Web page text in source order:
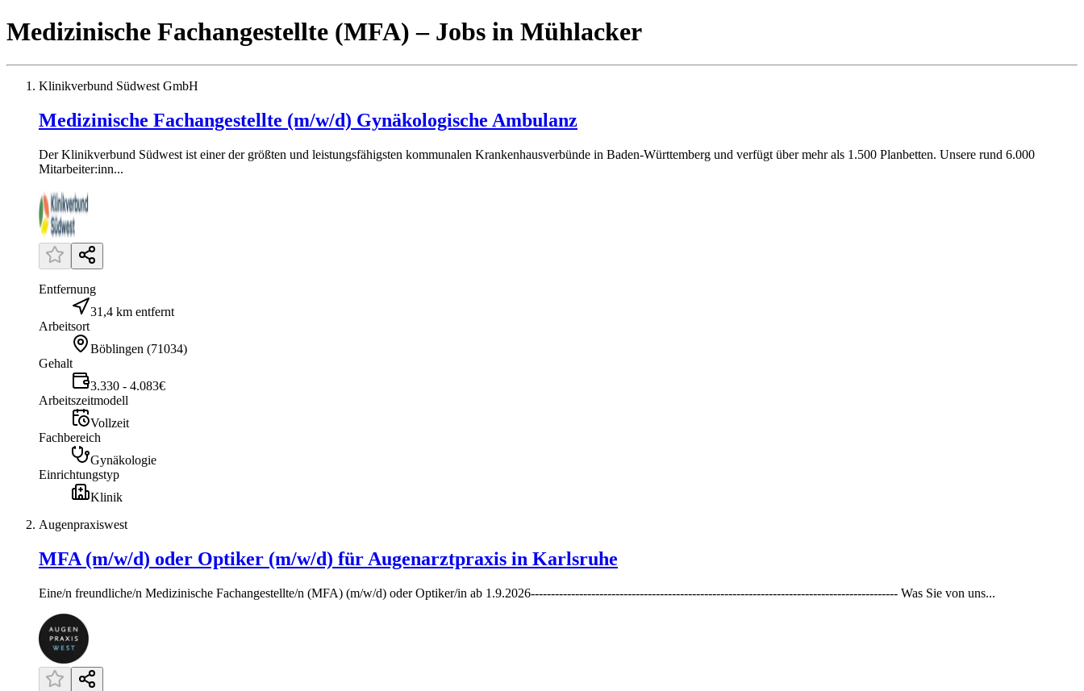
Medizinische Fachangestellte (MFA) – Jobs in Mühlacker
Klinikverbund Südwest GmbH
Medizinische Fachangestellte (m/w/d) Gynäkologische Ambulanz
Der Klinikverbund Südwest ist einer der größten und leistungsfähigsten kommunalen Krankenhausverbünde in Baden-Württemberg und verfügt über mehr als 1.500 Planbetten. Unsere rund 6.000
Mitarbeiter:inn...
Entfernung
31,4 km entfernt
Arbeitsort
Böblingen (71034)
Gehalt
3.330 - 4.083€
Arbeitszeitmodell
Vollzeit
Fachbereich
Gynäkologie
Einrichtungstyp
Klinik
Augenpraxiswest
MFA (m/w/d) oder Optiker (m/w/d) für Augenarztpraxis in Karlsruhe
Eine/n freundliche/n Medizinische Fachangestellte/n (MFA) (m/w/d) oder Optiker/in ab 1.9.2026------------------------------------------------------------------------------------------- Was Sie von uns...